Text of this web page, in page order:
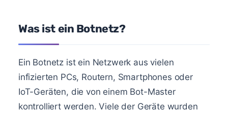
Was ist ein Botnetz?
Ein Botnetz ist ein Netzwerk aus vielen
infizierten PCs, Routern, Smartphones oder
IoT-Geräten, die von einem Bot-Master
kontrolliert werden. Viele der Geräte wurden